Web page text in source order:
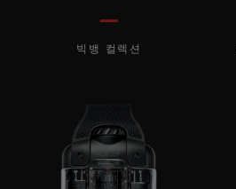
빅뱅 컬렉션